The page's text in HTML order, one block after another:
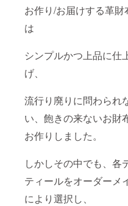
お作り/お届けする革財
は
シンプルかつ上品に仕
げ、
流行り廃りに問わられ
い、飽きの来ないお財
お作りしました。
しかしその中でも、各
ティールをオーダーメ
により選択し、